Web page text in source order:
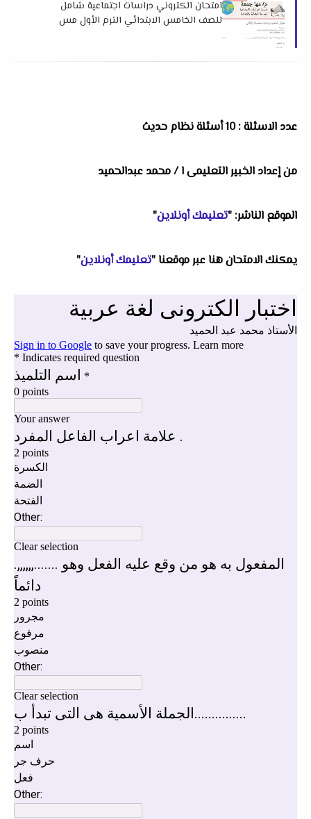
امتحان الكتروني دراسات اجتماعية شامل
للصف الخامس الابتدائي الترم الأول مس
عدد الاسئلة : 10 أسئلة نظام حديث
من إعداد الخبير التعليمى ا / محمد عبدالحميد
الموقع الناشر: "تعليمك أونلاين"
يمكنك الامتحان هنا عبر موقعنا "تعليمك أونلاين"